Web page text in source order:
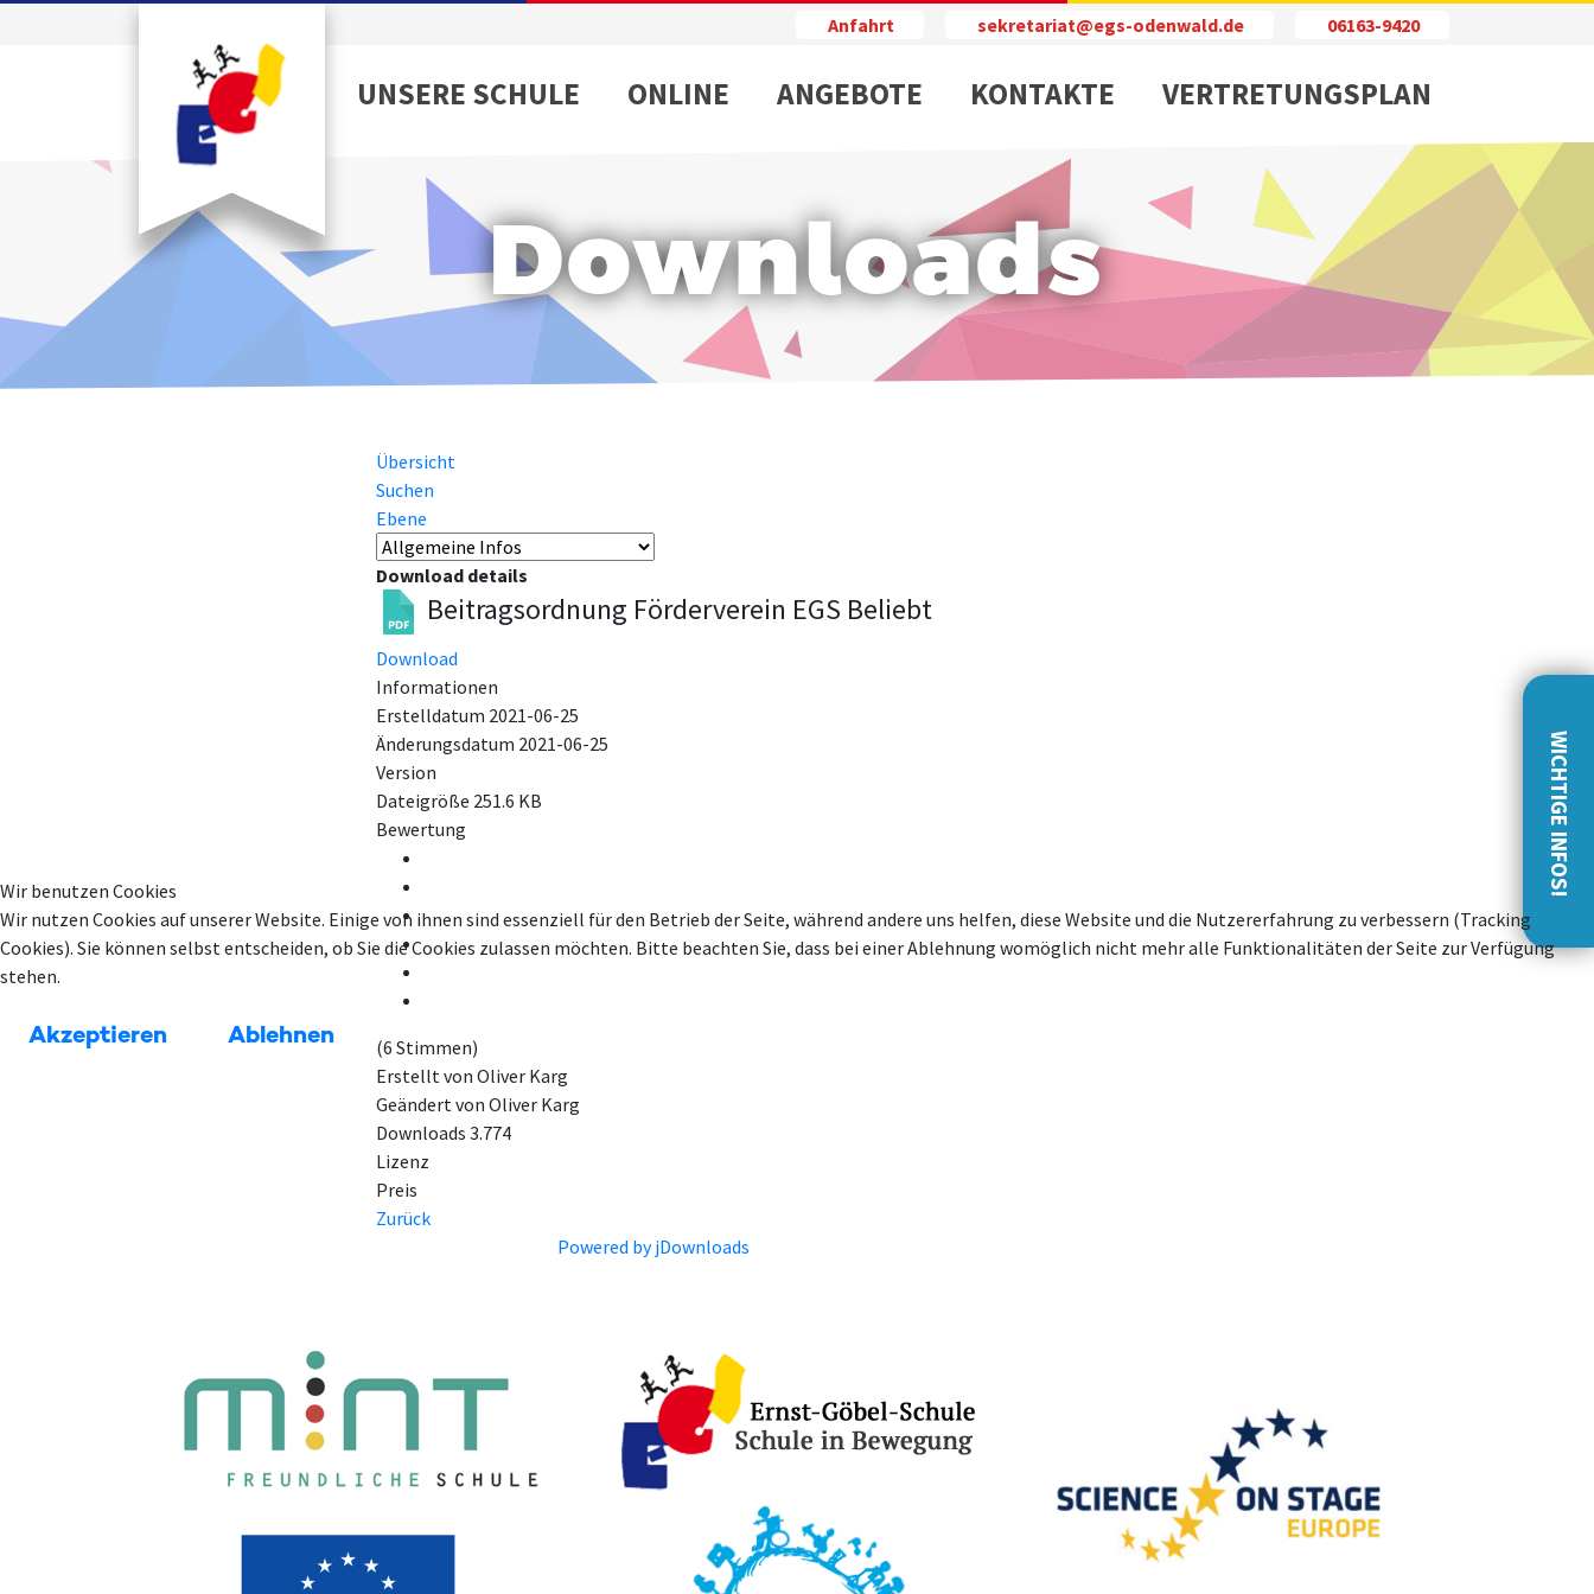
WICHTIGE INFOS!
Anfahrt sekretariat@egs-odenwald.de 06163-9420
UNSERE SCHULE ONLINE ANGEBOTE KONTAKTE VERTRETUNGSPLAN
Downloads
Übersicht
Suchen
Ebene
Download details
Beitragsordnung Förderverein EGS Beliebt
Download
Informationen
Erstelldatum 2021-06-25
Änderungsdatum 2021-06-25
Version
Dateigröße 251.6 KB
Bewertung
(6 Stimmen)
Erstellt von Oliver Karg
Geändert von Oliver Karg
Downloads 3.774
Lizenz
Preis
Zurück
Powered by jDownloads
Wir benutzen Cookies
Wir nutzen Cookies auf unserer Website. Einige von ihnen sind essenziell für den Betrieb der Seite, während andere uns helfen, diese Website und die Nutzererfahrung zu verbessern (Tracking
Cookies). Sie können selbst entscheiden, ob Sie die Cookies zulassen möchten. Bitte beachten Sie, dass bei einer Ablehnung womöglich nicht mehr alle Funktionalitäten der Seite zur Verfügung
stehen.
Akzeptieren Ablehnen